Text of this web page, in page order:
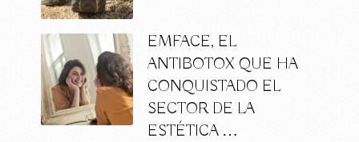
EMFACE, EL
ANTIBOTOX QUE HA
CONQUISTADO EL
SECTOR DE LA
ESTÉTICA …